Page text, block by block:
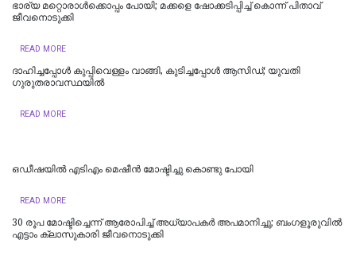
ഭാര്യ മറ്റൊരാൾക്കൊപ്പം പോയി; മക്കളെ ഷോക്കടിപ്പിച്ച് കൊന്ന് പിതാവ്
ജീവനൊടുക്കി
READ MORE
ദാഹിച്ചപ്പോള്‍ കുപ്പിവെള്ളം വാങ്ങി, കുടിച്ചപ്പോള്‍ ആസിഡ്; യുവതി
ഗുരുതരാവസ്ഥയില്‍
READ MORE
ഒഡീഷയിൽ എടിഎം മെഷീൻ മോഷ്ടിച്ചു കൊണ്ടു പോയി
READ MORE
30 രൂപ മോഷ്ടിച്ചെന്ന് ആരോപിച്ച് അധ്യാപകർ അപമാനിച്ചു; ബംഗളൂരുവിൽ
എട്ടാം ക്ലാസുകാരി ജീവനൊടുക്കി